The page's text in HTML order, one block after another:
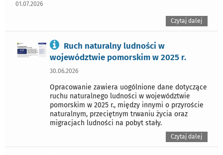
01.07.2026
Czytaj dalej
Ruch naturalny ludności w
województwie pomorskim w 2025 r.
30.06.2026
Opracowanie zawiera uogólnione dane dotyczące
ruchu naturalnego ludności w województwie
pomorskim w 2025 r., między innymi o przyroście
naturalnym, przeciętnym trwaniu życia oraz
migracjach ludności na pobyt stały.
Czytaj dalej